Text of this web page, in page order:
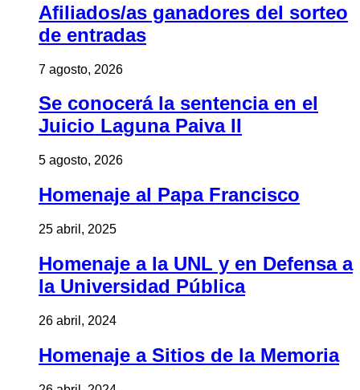
Afiliados/as ganadores del sorteo
de entradas
7 agosto, 2026
Se conocerá la sentencia en el
Juicio Laguna Paiva II
5 agosto, 2026
Homenaje al Papa Francisco
25 abril, 2025
Homenaje a la UNL y en Defensa a
la Universidad Pública
26 abril, 2024
Homenaje a Sitios de la Memoria